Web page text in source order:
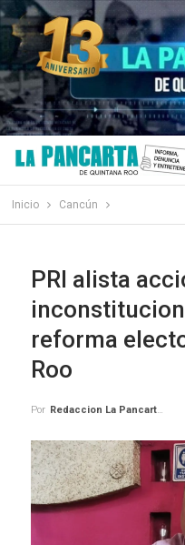
Inicio Cancún
PRI alista
reforma
Roo
Por Redaccion La Pancarta De Quintana Roo